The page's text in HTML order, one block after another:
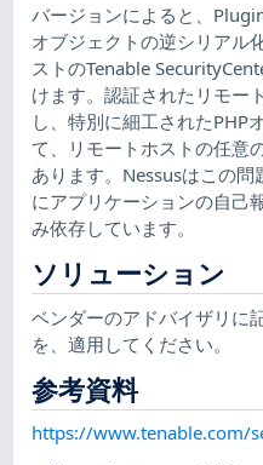
バージョンによると、
オブジェクトの逆シリアル
ストのTenable
けます。認証されたリモー
し、特別に細工されたPHP
て、リモートホストの任意
あります。Nessusはこの
にアプリケーションの自己
み依存しています。
ソリューション
ベンダーのアドバイザリに
を、適用してください。
参考資料
https://www.tenable.com/